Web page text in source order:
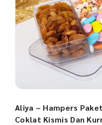
Aliya – Hampers
Coklat Kismis Dan